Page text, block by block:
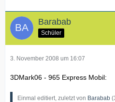
Barabab
Schüler
3. November 2008 um 16:07
3DMark06 - 965 Express Mobil:
Einmal editiert, zuletzt von Barabab (